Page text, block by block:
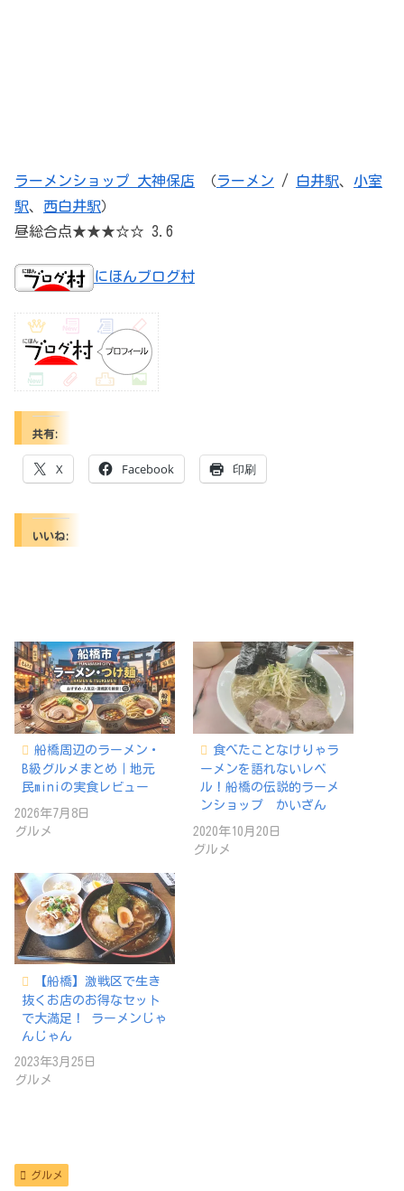
ラーメンショップ 大神保店 （ラーメン / 白井駅、 小室
駅、 西白井駅）
昼総合点★★★☆☆ 3.6
にほんブログ村
共有:
X Facebook 印刷
いいね:
船橋周辺のラーメン・
B級グルメまとめ｜地元
民miniの実食レビュー
2026年7月8日
グルメ
食べたことなけりゃラ
ーメンを語れないレベ
ル！船橋の伝説的ラーメ
ンショップ かいざん
2020年10月20日
グルメ
【船橋】激戦区で生き
抜くお店のお得なセット
で大満足！ ラーメンじゃ
んじゃん
2023年3月25日
グルメ
グルメ